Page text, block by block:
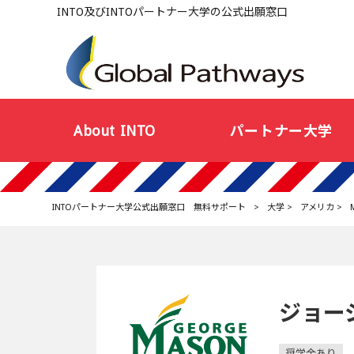
INTO及びINTOパートナー大学の公式出願窓口
About INTO パートナー大学
INTOパートナー大学公式出願窓口 無料サポート > 大学> アメリカ >
ジョー